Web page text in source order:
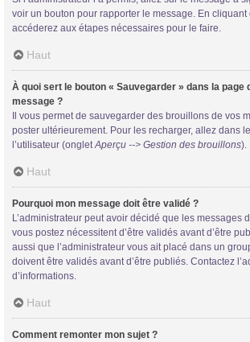
voir un bouton pour rapporter le message. En cliquant
accéderez aux étapes nécessaires pour le faire.
Haut
À quoi sert le bouton « Sauvegarder » dans la page
message ?
Il vous permet de sauvegarder des brouillons de vos
poster ultérieurement. Pour les recharger, allez dans
l’utilisateur (ongletAperçu --> Gestion des brouillons).
Haut
Pourquoi mon message doit être validé ?
L’administrateur peut avoir décidé que les messages
vous postez nécessitent d’être validés avant d’être
aussi que l’administrateur vous ait placé dans un
doivent être validés avant d’être publiés. Contactez
d’informations.
Haut
Comment remonter mon sujet ?